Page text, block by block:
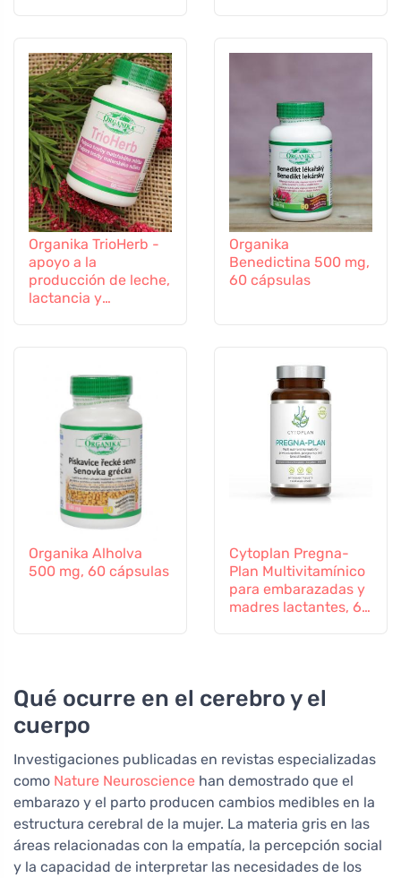
Organika TrioHerb -
apoyo a la
producción de leche,
lactancia y
Organika
Benedictina 500 mg,
60 cápsulas
Organika Alholva
500 mg, 60 cápsulas
Cytoplan Pregna-
Plan Multivitamínico
para embarazadas y
madres lactantes, 60
Qué ocurre en el cerebro y el
cuerpo
Investigaciones publicadas en revistas especializadas
como Nature Neuroscience han demostrado que el
embarazo y el parto producen cambios medibles en la
estructura cerebral de la mujer. La materia gris en las
áreas relacionadas con la empatía, la percepción social
y la capacidad de interpretar las necesidades de los